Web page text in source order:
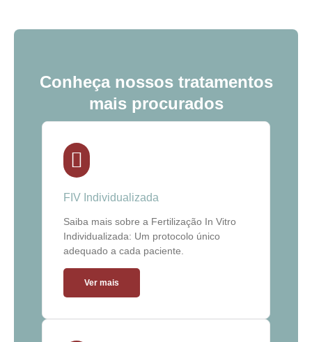
Conheça nossos tratamentos
mais procurados
FIV Individualizada
Saiba mais sobre a Fertilização In Vitro
Individualizada: Um protocolo único
adequado a cada paciente.
Ver mais